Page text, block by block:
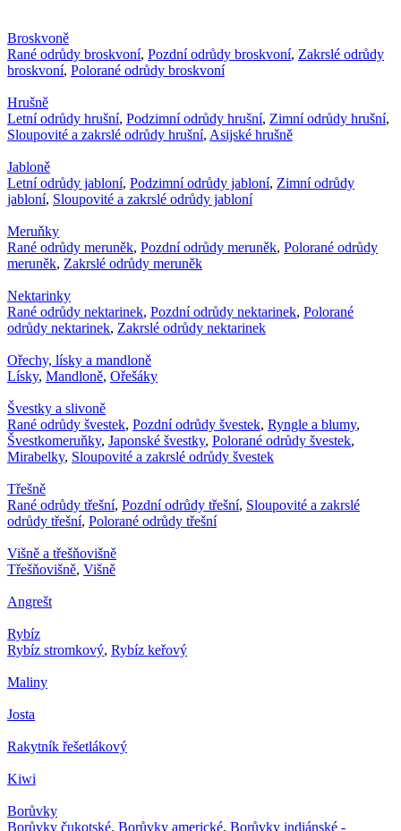
Broskvoně
Rané odrůdy broskvoní, Pozdní odrůdy broskvoní, Zakrslé odrůdy
broskvoní, Polorané odrůdy broskvoní
Hrušně
Letní odrůdy hrušní, Podzimní odrůdy hrušní, Zimní odrůdy hrušní,
Sloupovité a zakrslé odrůdy hrušní, Asijské hrušně
Jabloně
Letní odrůdy jabloní, Podzimní odrůdy jabloní, Zimní odrůdy
jabloní, Sloupovité a zakrslé odrůdy jabloní
Meruňky
Rané odrůdy meruněk, Pozdní odrůdy meruněk, Polorané odrůdy
meruněk, Zakrslé odrůdy meruněk
Nektarinky
Rané odrůdy nektarinek, Pozdní odrůdy nektarinek, Polorané
odrůdy nektarinek, Zakrslé odrůdy nektarinek
Ořechy, lísky a mandloně
Lísky, Mandloně, Ořešáky
Švestky a slivoně
Rané odrůdy švestek, Pozdní odrůdy švestek, Ryngle a blumy,
Švestkomeruňky, Japonské švestky, Polorané odrůdy švestek,
Mirabelky, Sloupovité a zakrslé odrůdy švestek
Třešně
Rané odrůdy třešní, Pozdní odrůdy třešní, Sloupovité a zakrslé
odrůdy třešní, Polorané odrůdy třešní
Višně a třešňovišně
Třešňovišně, Višně
Angrešt
Rybíz
Rybíz stromkový, Rybíz keřový
Maliny
Josta
Rakytník řešetlákový
Kiwi
Borůvky
Borůvky čukotské, Borůvky americké, Borůvky indiánské -